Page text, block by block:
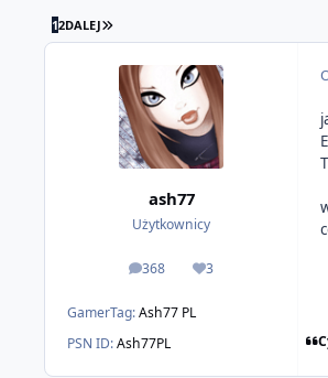
12DALEJ OSTATNIA STRONA
ash77
Użytkownicy
368
odpowiedzi
3
Reputacja
GamerTag:Ash77 PL
PSN ID:Ash77PL